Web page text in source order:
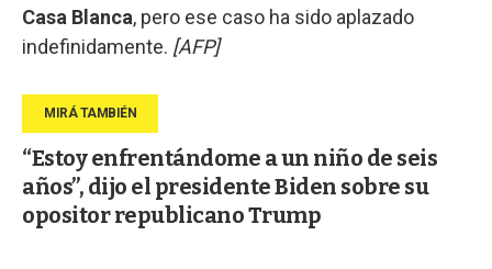
Casa Blanca, pero ese caso ha sido aplazado
indefinidamente. [AFP]
“Estoy enfrentándome a un niño de seis
años”, dijo el presidente Biden sobre su
opositor republicano Trump